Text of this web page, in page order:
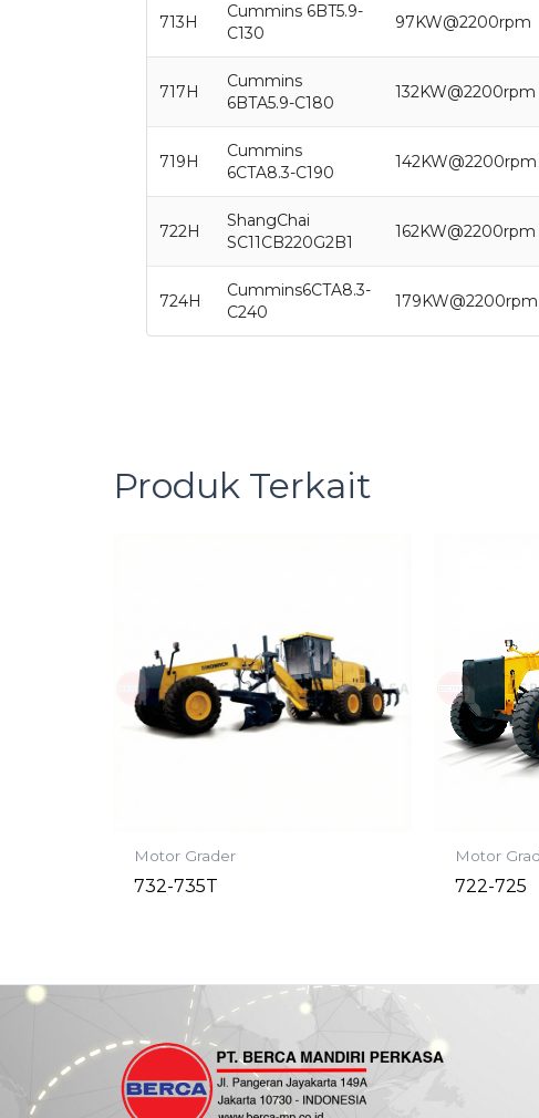
713H
Cummins 6BT5.9-
C130
97KW@2200rpm
717H
Cummins
6BTA5.9-C180
132KW@2200rpm
719H
Cummins
6CTA8.3-C190
142KW@2200rpm
722H
ShangChai
SC11CB220G2B1
162KW@2200rpm
724H
Cummins6CTA8.3-
C240
179KW@2200rpm
Produk Terkait
Motor Grader
732-735T
Motor
722-725